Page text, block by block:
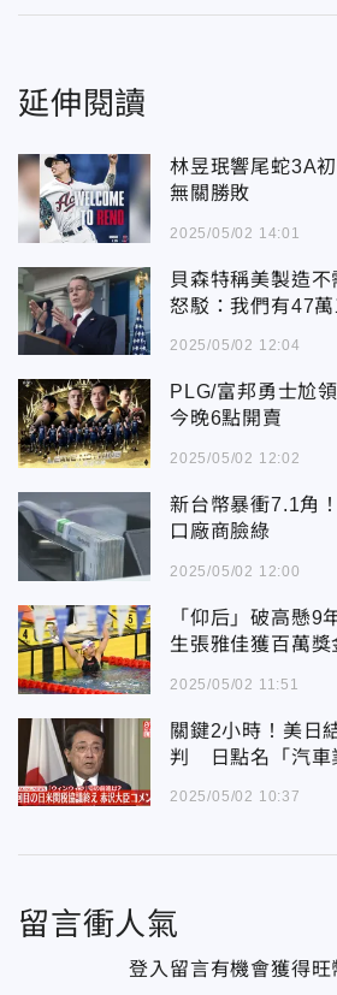
延伸閱讀
林昱珉響尾蛇3A
無關勝敗
2025/05/02 14:01
貝森特稱美製造
怒駁：我們有47萬
2025/05/02 12:04
PLG/富邦勇士尬
今晚6點開賣
2025/05/02 12:02
新台幣暴衝7.1角
口廠商臉綠
2025/05/02 12:00
「仰后」破高懸
生張雅佳獲百萬獎
2025/05/02 11:51
關鍵2小時！美日
判 日點名「汽車
2025/05/02 10:37
留言衝人氣
登入留言有機會獲得旺